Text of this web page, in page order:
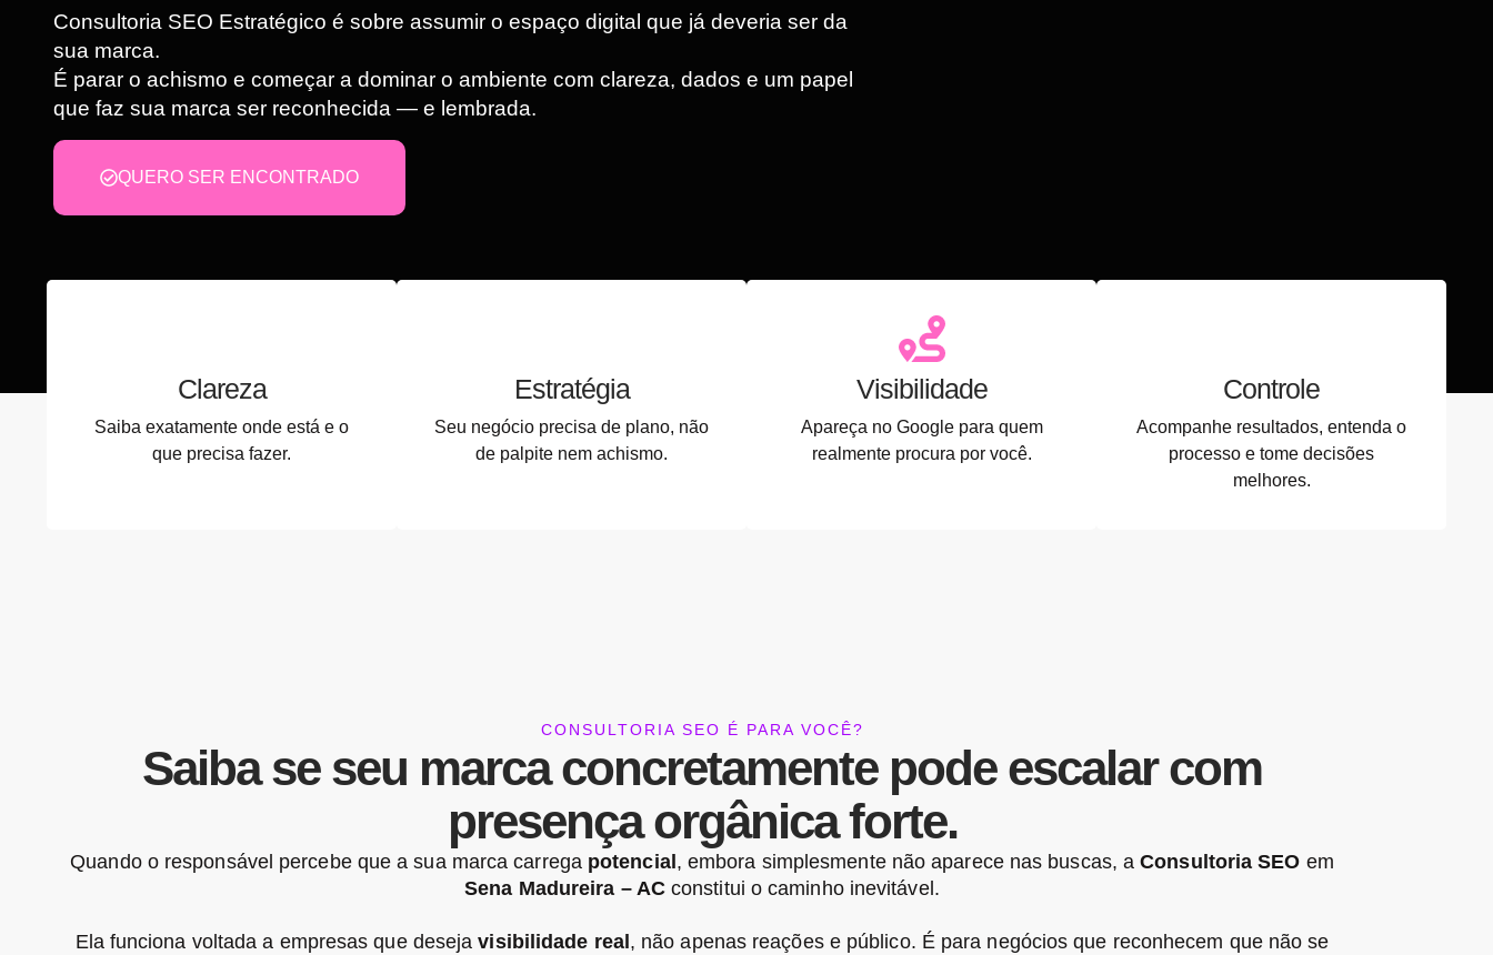
Consultoria SEO Estratégico é sobre assumir o espaço digital que já deveria ser da
sua marca.
É parar o achismo e começar a dominar o ambiente com clareza, dados e um papel
que faz sua marca ser reconhecida — e lembrada.
QUERO SER ENCONTRADO
Clareza
Saiba exatamente onde está e o
que precisa fazer.
Estratégia
Seu negócio precisa de plano, não
de palpite nem achismo.
Visibilidade
Apareça no Google para quem
realmente procura por você.
Controle
Acompanhe resultados, entenda o
processo e tome decisões
melhores.
CONSULTORIA SEO É PARA VOCÊ?
Saiba se seu marca concretamente pode escalar com
presença orgânica forte.
Quando o responsável percebe que a sua marca carrega potencial, embora simplesmente não aparece nas buscas, aConsultoria SEO em
Sena Madureira – ACconstitui o caminho inevitável.
Ela funciona voltada a empresas que desejavisibilidade real, não apenas reações e público. É para negócios que reconhecem que não se